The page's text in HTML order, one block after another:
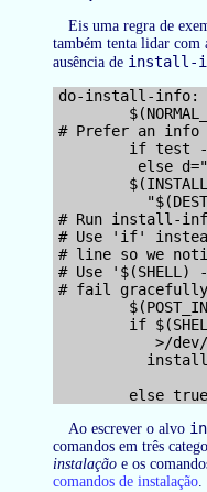
Eis uma regra de
também tenta lidar com
ausência de install-
do-install-
# Prefer an
if test
else
# Run install-
# Use 'if'
# line so we
# Use '$(SHELL)
# fail gracefully
if
>/
Ao escrever o alvo
comandos em três
instalação e os
comandos de instalação.